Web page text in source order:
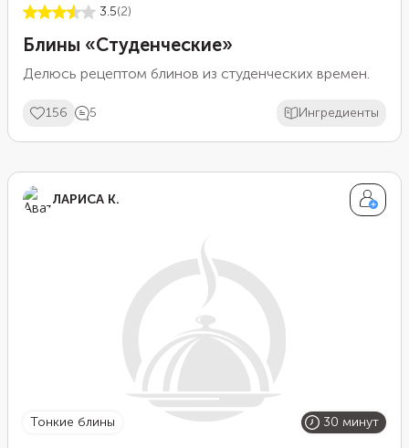
3.5(2)
Блины «Студенческие»
Делюсь рецептом блинов из студенческих времен.
156 5 Ингредиенты
ЛАРИСА К.
тонкие блины 30 минут